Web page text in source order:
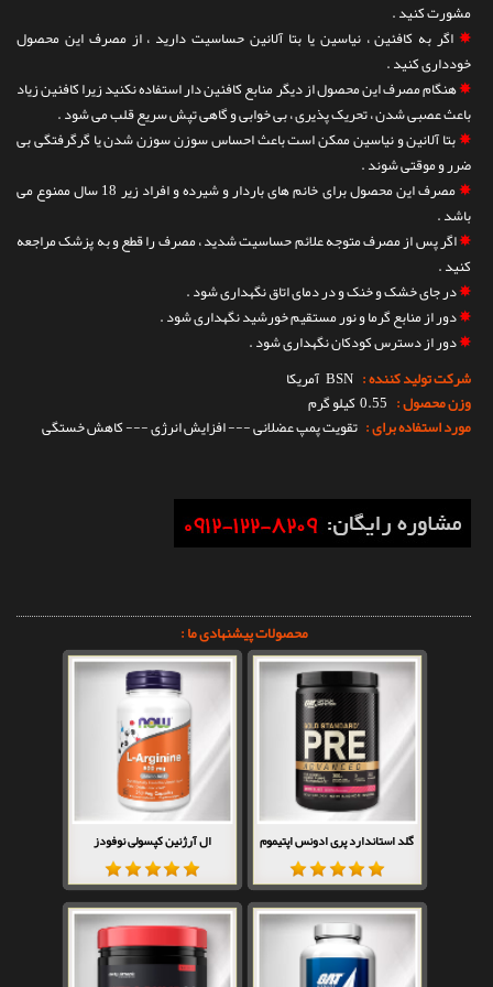
مشورت کنید .
✵اگر به کافئین ، نیاسین یا بتا آلانین حساسیت دارید ، از مصرف این محصول
خودداری کنید .
✵هنگام مصرف این محصول از دیگر منابع کافئین دار استفاده نکنید زیرا کافئین زیاد
باعث عصبی شدن ، تحریک پذیری ، بی خوابی و گاهی تپش سریع قلب می شود .
✵بتا آلانین و نیاسین ممکن است باعث احساس سوزن سوزن شدن یا گرگرفتگی بی
ضرر و موقتی شوند .
✵
مصرف این محصول برای خانم های باردار و شیرده و افراد زیر 18 سال ممنوع می
باشد .
✵اگر پس از مصرف متوجه علائم حساسیت شدید ، مصرف را قطع و به پزشک مراجعه
کنید .
✵در جای خشک و خنک و در دمای اتاق نگهداری شود .
✵دور از منابع گرما و نور مستقیم خورشید نگهداری شود .
✵دور از دسترس کودکان نگهداری شود .
شرکت تولید کننده : BSN آمریکا
وزن محصول : 0.55 کیلو گرم
مورد استفاده برای : تقویت پمپ عضلانی --- افزایش انرژی --- کاهش خستگی
محصولات پیشنهادی ما :
گلد استاندارد پری ادونس اپتیموم ال آرژنین کپسولی نوفودز